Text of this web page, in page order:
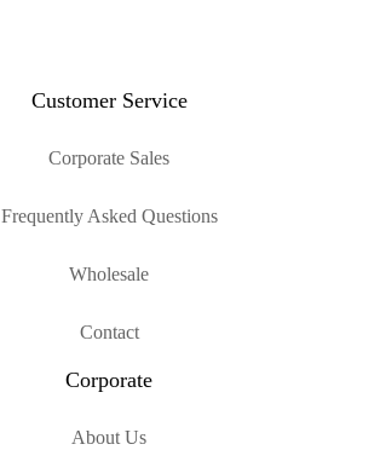
Customer Service
Corporate Sales
Frequently Asked Questions
Wholesale
Contact
Corporate
About Us